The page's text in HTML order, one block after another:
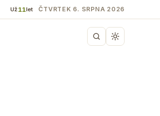
Už11let ČTVRTEK 6. SRPNA 2026